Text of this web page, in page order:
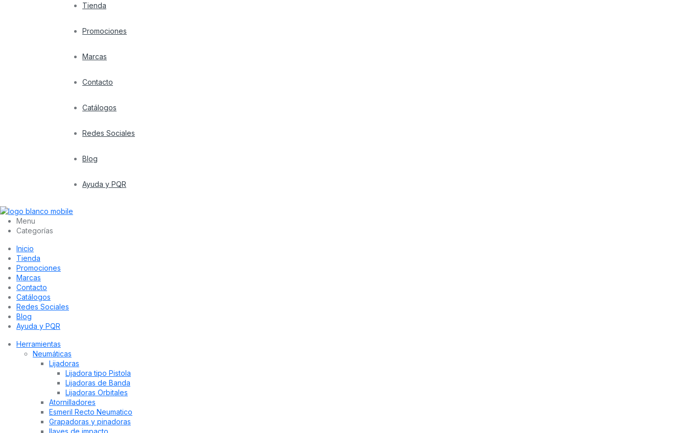
Tienda
Promociones
Marcas
Contacto
Catálogos
Redes Sociales
Blog
Ayuda y PQR
Menu
Categorías
Inicio
Tienda
Promociones
Marcas
Contacto
Catálogos
Redes Sociales
Blog
Ayuda y PQR
Herramientas
Neumáticas
Lijadoras
Lijadora tipo Pistola
Lijadoras de Banda
Lijadoras Orbitales
Atornilladores
Esmeril Recto Neumatico
Grapadoras y pinadoras
llaves de impacto